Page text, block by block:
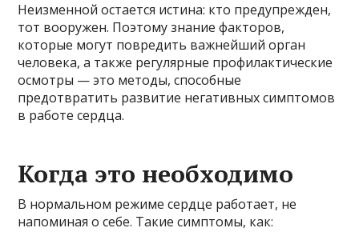
Неизменной остается истина: кто предупрежден,
тот вооружен. Поэтому знание факторов,
которые могут повредить важнейший орган
человека, а также регулярные профилактические
осмотры — это методы, способные
предотвратить развитие негативных симптомов
в работе сердца.
Когда это необходимо
В нормальном режиме сердце работает, не
напоминая о себе. Такие симптомы, как: